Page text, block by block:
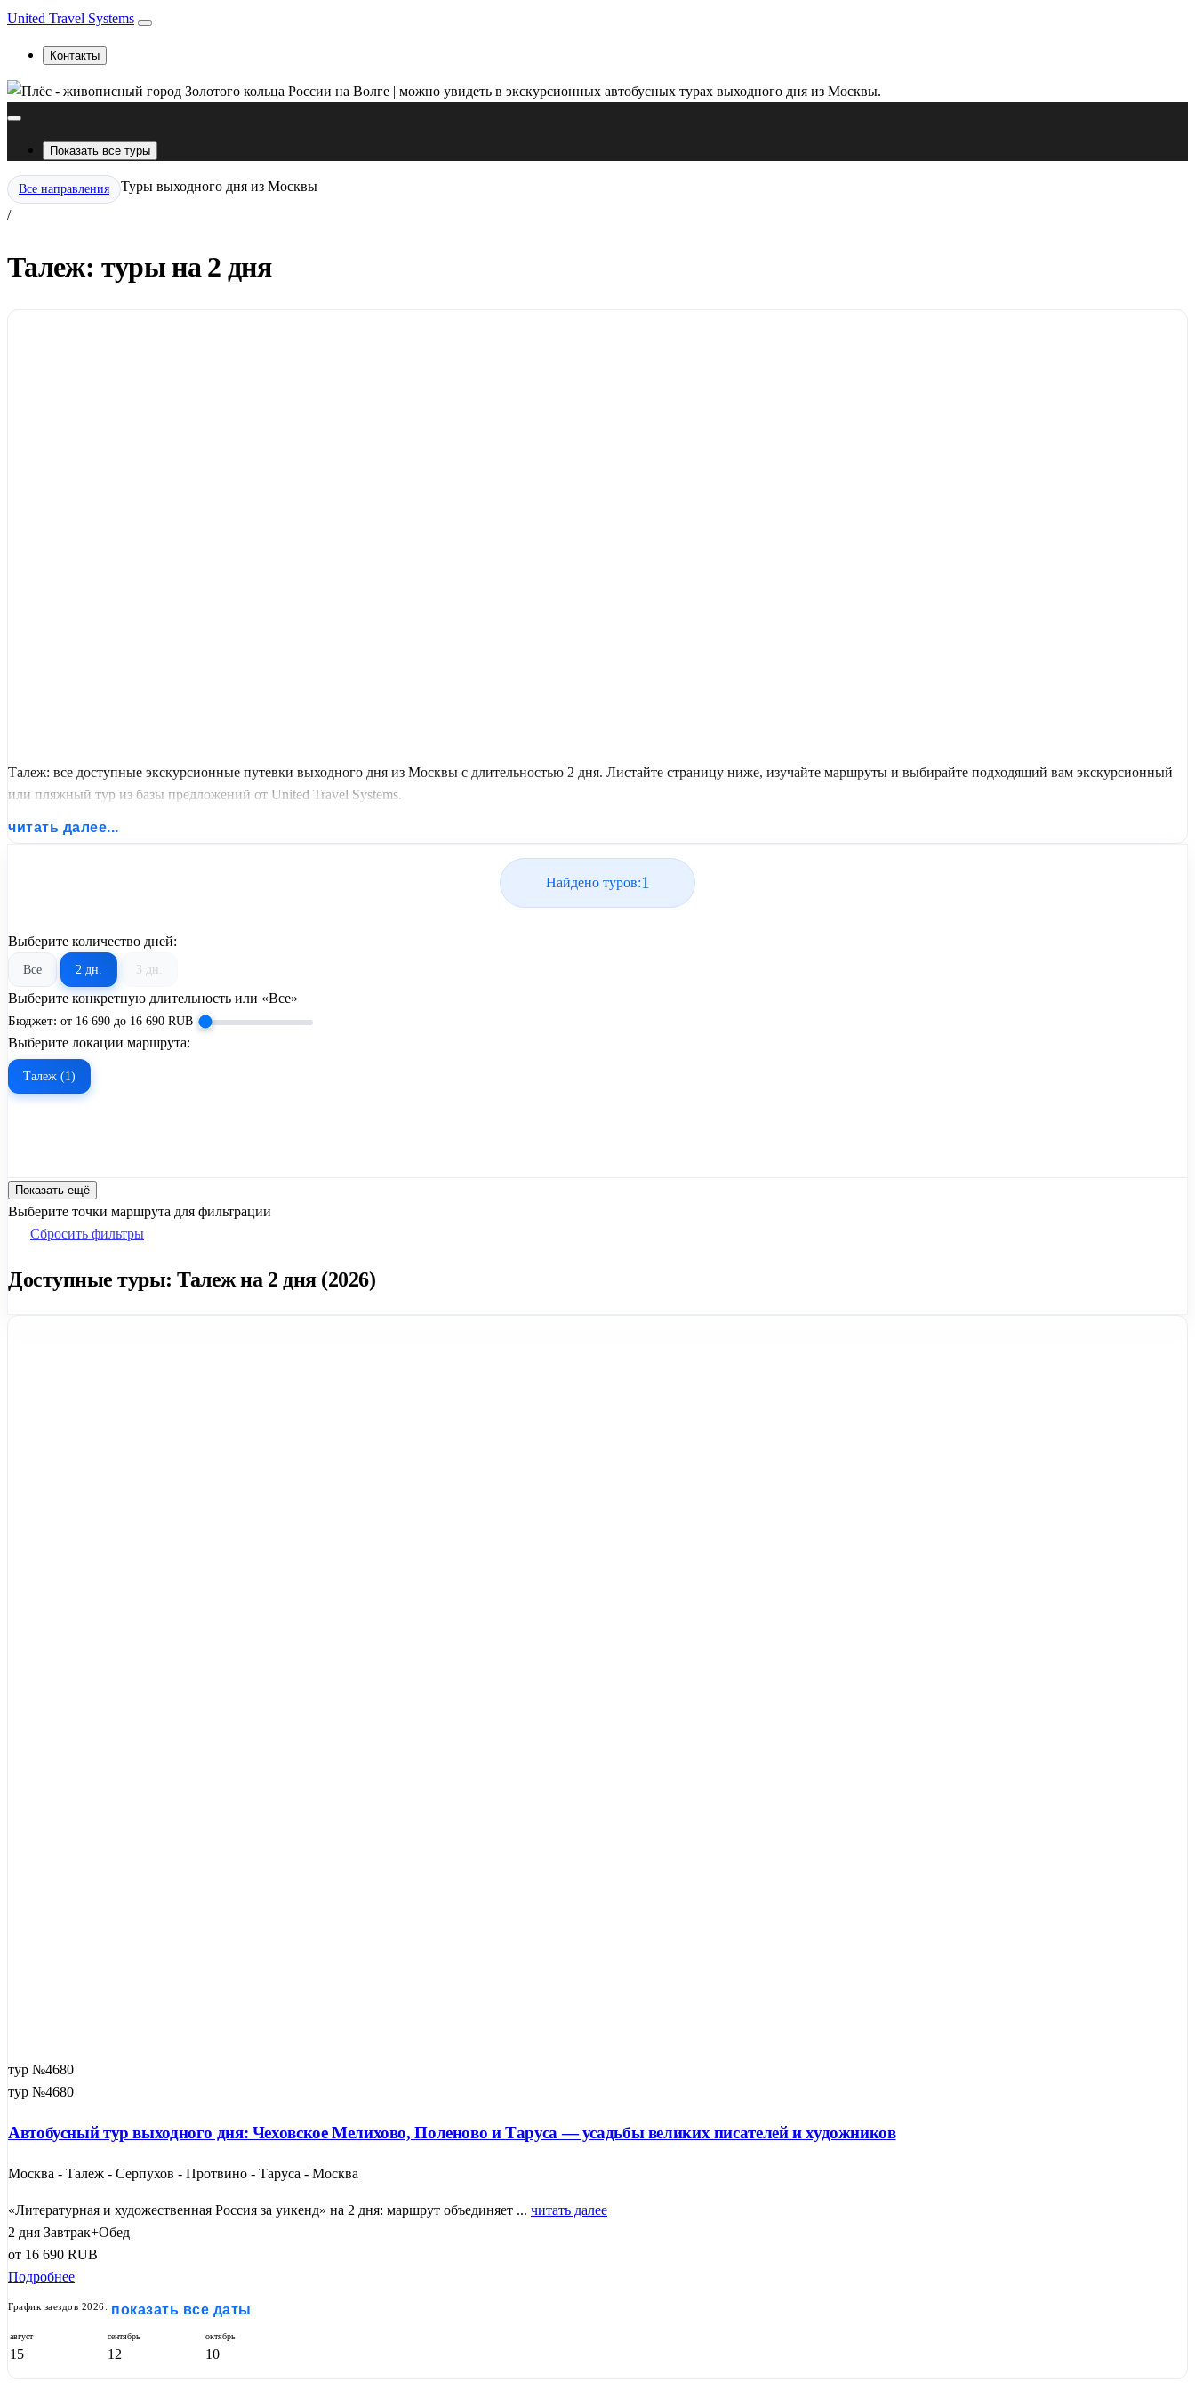
United Travel Systems
Контакты
Показать все туры
Все направления
/
Туры выходного дня из Москвы
Талеж: туры на 2 дня
Талеж: все доступные экскурсионные путевки выходного дня из Москвы с длительностью 2 дня. Листайте страницу ниже, изучайте маршруты и выбирайте подходящий вам экскурсионный
или пляжный тур из базы предложений от United Travel Systems.
читать далее...
Найдено туров:1
Выберите количество дней:
Все 2 дн. 3 дн.
Выберите конкретную длительность или «Все»
Бюджет: от 16 690 до 16 690 RUB
Выберите локации маршрута:
Талеж (1)
Показать ещё
Выберите точки маршрута для фильтрации
Сбросить фильтры
Доступные туры: Талеж на 2 дня (2026)
тур №4680
тур №4680
Автобусный тур выходного дня: Чеховское Мелихово, Поленово и Таруса — усадьбы великих писателей и художников
Москва - Талеж - Серпухов - Протвино - Таруса - Москва
«Литературная и художественная Россия за уикенд» на 2 дня: маршрут объединяет ... читать далее
2 дня Завтрак+Обед
от 16 690 RUB
Подробнее
График заездов 2026: показать все даты
август
15
сентябрь
12
октябрь
10